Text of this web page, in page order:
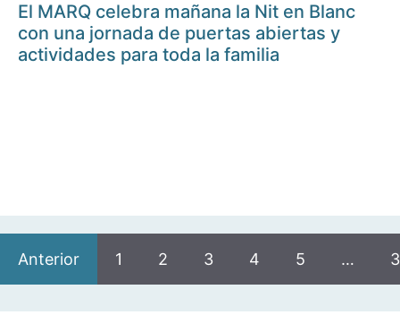
El MARQ celebra mañana la Nit en Blanc
con una jornada de puertas abiertas y
actividades para toda la familia
Anterior 1 2 3 4 5 …